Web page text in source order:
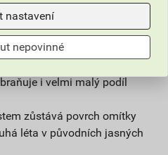
Tím zůstává na
vody, která utváří
i velmi malý podíl
zůstává povrch omítky
léta v původních jasných
nastavení
nepovinné